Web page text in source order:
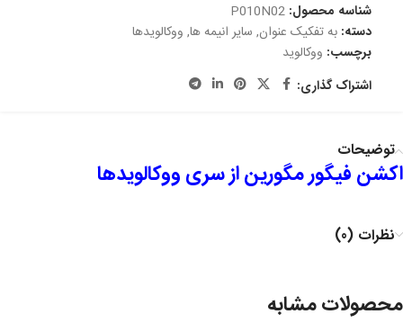
شناسه محصول: P010N02
دسته: به تفکیک عنوان, سایر انیمه ها, ووکالویدها
برچسب: ووکالوید
اشتراک گذاری:
توضیحات
اکشن فیگور مگورین از سری ووکالویدها
نظرات (0)
محصولات مشابه